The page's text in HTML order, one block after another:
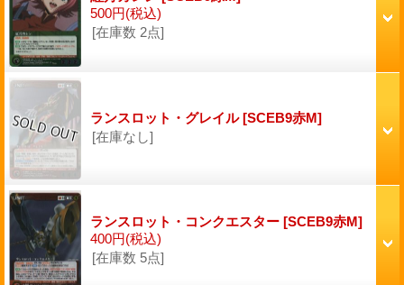
500円(税込)
[在庫数 2点]
ランスロット・グレイル[SCEB9赤M]
[在庫なし]
ランスロット・コンクエスター [SCEB9赤M]
400円(税込)
[在庫数 5点]